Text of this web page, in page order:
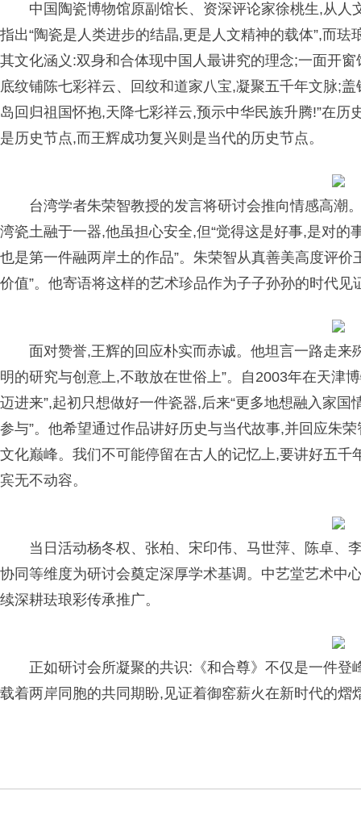
中国陶瓷博物馆原副馆长、资深评论家徐桃生,从
指出“陶瓷是人类进步的结晶,更是人文精神的载体”,而
其文化涵义:双身和合体现中国人最讲究的理念;一面开
底纹铺陈七彩祥云、回纹和道家八宝,凝聚五千年文脉;
岛回归祖国怀抱,天降七彩祥云,预示中华民族升腾!”在
是历史节点,而王辉成功复兴则是当代的历史节点。
台湾学者朱荣智教授的发言将研讨会推向情感高潮
湾瓷土融于一器,他虽担心安全,但“觉得这是好事,是对的
也是第一件融两岸土的作品”。朱荣智从真善美高度评
价值”。他寄语将这样的艺术珍品作为子子孙孙的时代
面对赞誉,王辉的回应朴实而赤诚。他坦言一路走
明的研究与创意上,不敢放在世俗上”。自2003年在天津
迈进来”,起初只想做好一件瓷器,后来“更多地想融入家
参与”。他希望通过作品讲好历史与当代故事,并回应朱
文化巅峰。我们不可能停留在古人的记忆上,要讲好五千
宾无不动容。
当日活动杨冬权、张柏、宋印伟、马世萍、陈卓、
协同等维度为研讨会奠定深厚学术基调。中艺堂艺术中
续深耕珐琅彩传承推广。
正如研讨会所凝聚的共识:《和合尊》不仅是一件
载着两岸同胞的共同期盼,见证着御窑薪火在新时代的熠